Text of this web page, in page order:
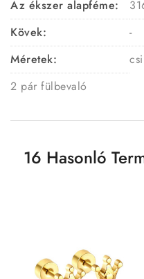
Az ékszer alapféme:
Kövek:
-
Méretek:
2 pár fülbevaló
16 Hasonló